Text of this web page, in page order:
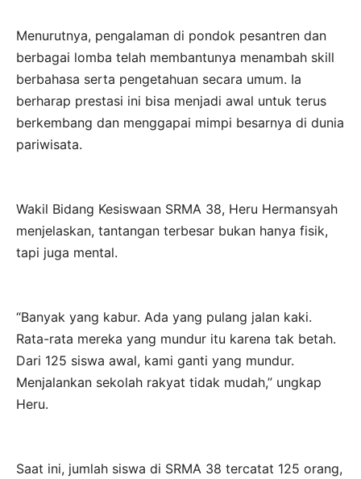
Menurutnya, pengalaman di pondok pesantren dan
berbagai lomba telah membantunya menambah skill
berbahasa serta pengetahuan secara umum. Ia
berharap prestasi ini bisa menjadi awal untuk terus
berkembang dan menggapai mimpi besarnya di dunia
pariwisata.
Wakil Bidang Kesiswaan SRMA 38, Heru Hermansyah
menjelaskan, tantangan terbesar bukan hanya fisik,
tapi juga mental.
“Banyak yang kabur. Ada yang pulang jalan kaki.
Rata-rata mereka yang mundur itu karena tak betah.
Dari 125 siswa awal, kami ganti yang mundur.
Menjalankan sekolah rakyat tidak mudah,” ungkap
Heru.
Saat ini, jumlah siswa di SRMA 38 tercatat 125 orang,